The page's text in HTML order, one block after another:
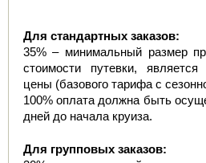
Для стандартных заказов:
35% – минимальный размер
стоимости путевки, является
цены (базового тарифа с
100% оплата должна быть
дней до начала круиза.
Для групповых заказов: